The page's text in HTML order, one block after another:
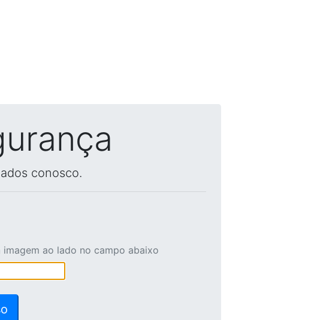
conosco.
imagem ao lado no campo abaixo